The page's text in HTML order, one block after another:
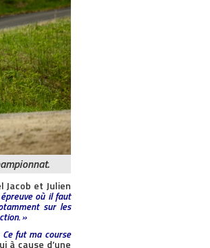
Jacob et Julien
où il faut
sur les
»
Ce fut ma course
à cause d’une